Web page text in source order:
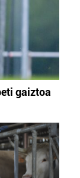
gaiztoa